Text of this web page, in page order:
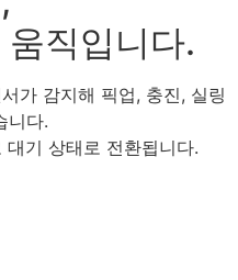
직입니다.
가 감지해 픽업, 충진, 실링
니다.
기 상태로 전환됩니다.